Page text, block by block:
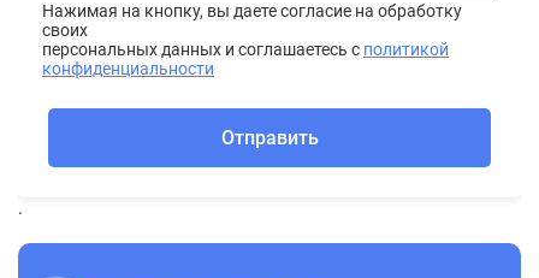
Нажимая на кнопку, вы даете согласие на обработку
своих
персональных данных и соглашаетесь с политикой
конфиденциальности
Отправить
.